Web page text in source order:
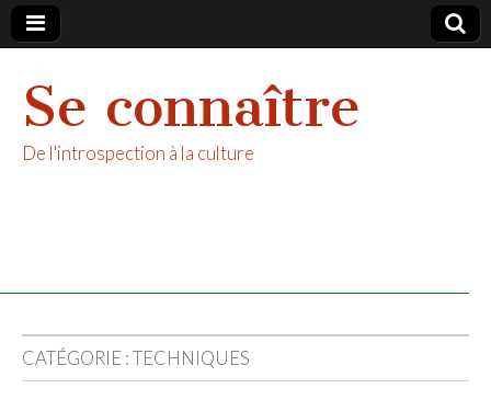
Se connaître
De l'introspection à la culture
CATÉGORIE :TECHNIQUES